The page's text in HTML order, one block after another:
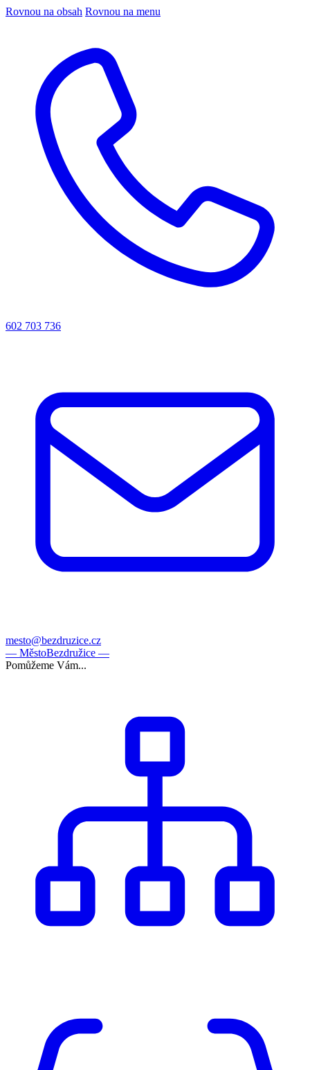
Rovnou na obsah Rovnou na menu
602 703 736
mesto@bezdruzice.cz
— MěstoBezdružice —
Pomůžeme Vám...